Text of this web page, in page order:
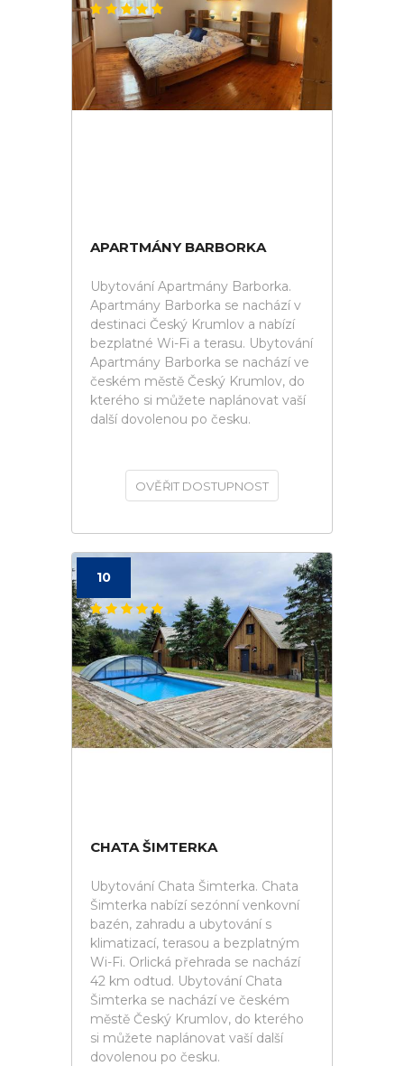
APARTMÁNY BARBORKA
Ubytování Apartmány Barborka.
Apartmány Barborka se nachází v
destinaci Český Krumlov a nabízí
bezplatné Wi-Fi a terasu. Ubytování
Apartmány Barborka se nachází ve
českém městě Český Krumlov, do
kterého si můžete naplánovat vaší
další dovolenou po česku.
OVĚŘIT DOSTUPNOST
10
CHATA ŠIMTERKA
Ubytování Chata Šimterka. Chata
Šimterka nabízí sezónní venkovní
bazén, zahradu a ubytování s
klimatizací, terasou a bezplatným
Wi-Fi. Orlická přehrada se nachází
42 km odtud. Ubytování Chata
Šimterka se nachází ve českém
městě Český Krumlov, do kterého
si můžete naplánovat vaší další
dovolenou po česku.